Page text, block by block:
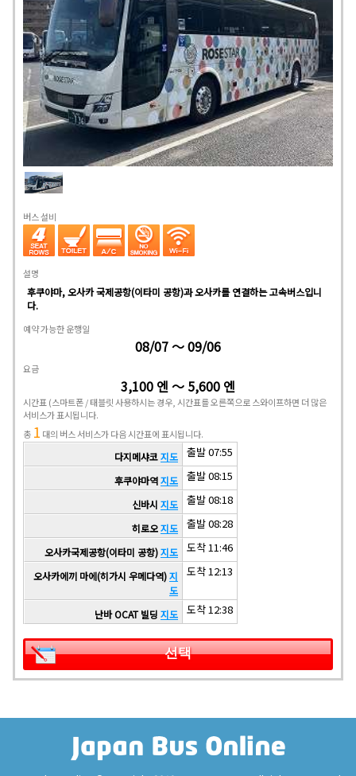
버스 설비
설명
후쿠야마, 오사카 국제공항(이타미 공항)과 오사카를 연결하는 고속버스입니
다.
예약 가능한 운행일
08/07 ～ 09/06
요금
3,100 엔 ～ 5,600 엔
시간표 (스마트폰 / 태블릿 사용하시는 경우, 시간표를 오른쪽으로 스와이프하면 더 많은
서비스가 표시됩니다.
총 1 대의 버스 서비스가 다음 시간표에 표시됩니다.
다지메샤코지도 출발 07:55
후쿠야마역지도 출발 08:15
신바시 지도 출발 08:18
히로오지도 출발 08:28
오사카국제공항(이타미 공항)지도 도착 11:46
오사카에끼 마에(히가시 우메다역)지
도
도착 12:13
난바 OCAT 빌딩 지도 도착 12:38
선택